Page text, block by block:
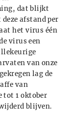
dat blijkt
afstand per
het virus één
virus een
van onze
lag de
van
tot 1 oktober
blijven.